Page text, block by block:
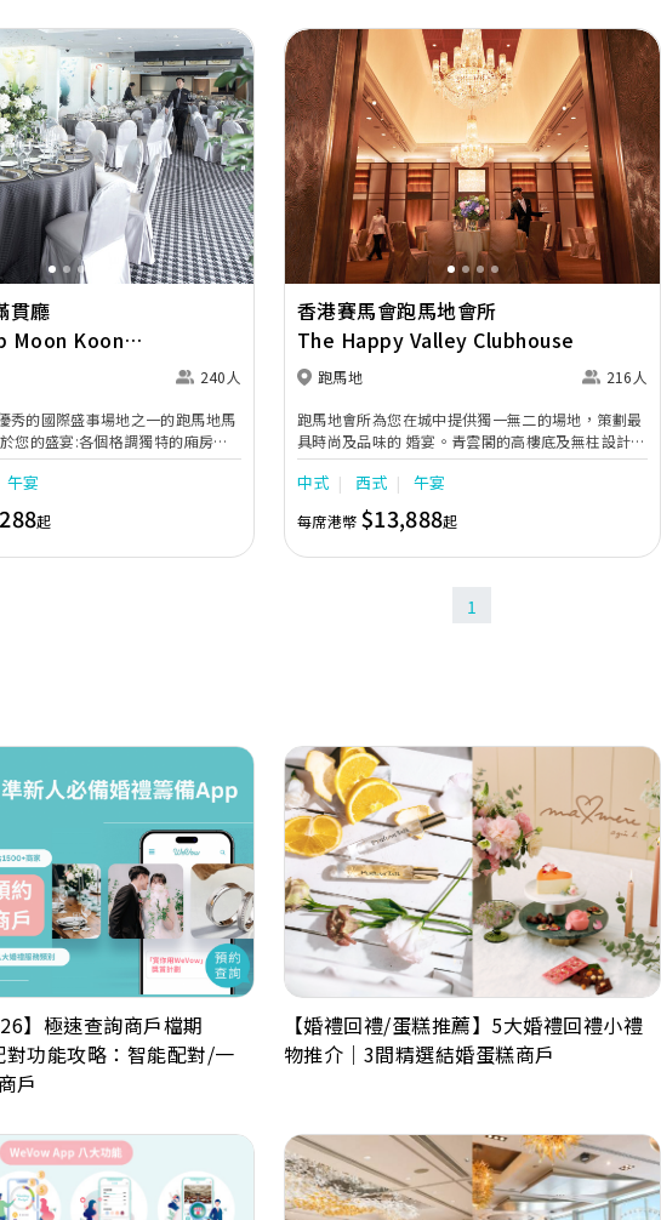
initial planning to your big day,
wedding comes true.
夫人婦女會舉行。歐陸佈置的大禮堂 ٫ 氣派超凡的藍
廳 ٫ 溫馨典雅的綠廳 ٫ 清幽脫俗的花園廳 ٫ 以及雅緻
的露天花園為無數賓客帶來美麗及溫馨的回憶 ◦ 梅
夫人婦女會只供會員舉辦宴會。有關入會及宴會詳情٫
請致電2522-6766向會所查詢或瀏覽
www.helenamay.com。
Next
貫廳
Moon Koon
240人
秀的國際盛事場地之一的跑馬地馬
您的盛宴:各個格調獨特的廂房宴
宴場地選擇，與露台相連的百萬廂
更是 舉辦戶外雞尾酒會和婚禮的最
午宴
起
Previous Next
香港賽馬會跑馬地會所
The Happy Valley Clubhouse
跑馬地 216人
跑馬地會所為您在城中提供獨一無二的場地，策劃最
具時尚及品味的 婚宴。青雲閣的高樓底及無柱設計、
華麗的門廳，及配有落地玻璃的 宴會大堂，盡顯雍容
優雅的氣派，成就夢想中的喜宴;配以細心的 安排，
讓您在全港最著名的私人會所之一，見證重要時刻。
中式 西式 午宴
每席港幣 $13,888起
1
】極速查詢商戶檔期
功能攻略：智能配對/一
戶
【婚禮回禮/蛋糕推薦】5大婚禮回禮小禮
物推介｜3間精選結婚蛋糕商戶